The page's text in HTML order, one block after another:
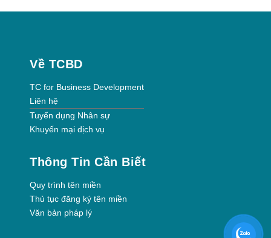
Về TCBD
TC for Business Development
Liên hệ
Tuyển dụng Nhân sự
Khuyến mại dịch vụ
Thông Tin Cần Biết
Quy trình tên miền
Thủ tục đăng ký tên miền
Văn bản pháp lý